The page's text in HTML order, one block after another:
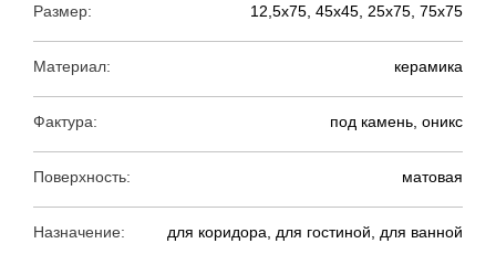
Размер: 12,5х75, 45х45, 25х75, 75х75
Материал: керамика
Фактура: под камень, оникс
Поверхность: матовая
Назначение: для коридора, для гостиной, для ванной